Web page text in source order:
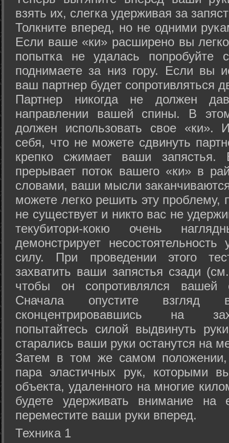
взять их, слегка удерживая за
Толкните вперед, но не одними
Если ваше «ки» расширено вы
попытка не удалась попробуйте
поднимаете за низ гору. Если вы
ваш партнер будет сопротивляться
Партнер никогда не должен
направлении вашей спины. В
должен использовать свое «ки».
себя, что не можете сдвинуть
крепко сжимает ваши запястья.
прерывает поток вашего «ки» в
словами, ваши мысли
можете легко решить эту проблему,
не существует и никто вас не
текубитори-кокю очень
демонстрирует
силу. При проведении этого
захватить ваши запястья сзади
чтобы он сопротивлялся вашей
Сначала опустите
сконцентрировавшись на
попытайтесь силой выдвинуть
старались ваши руки останутся на
Затем в том же самом положении,
пара эластичных рук, которыми
объекта, удаленного на многие
будете удерживать внимание на
переместите ваши руки вперед.
Техника 1